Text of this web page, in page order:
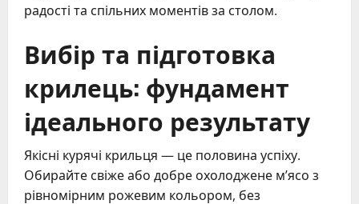
радості та спільних моментів за столом.
Вибір та підготовка
крилець: фундамент
ідеального результату
Якісні курячі крильця — це половина успіху.
Обирайте свіже або добре охолоджене м’ясо з
рівномірним рожевим кольором, без